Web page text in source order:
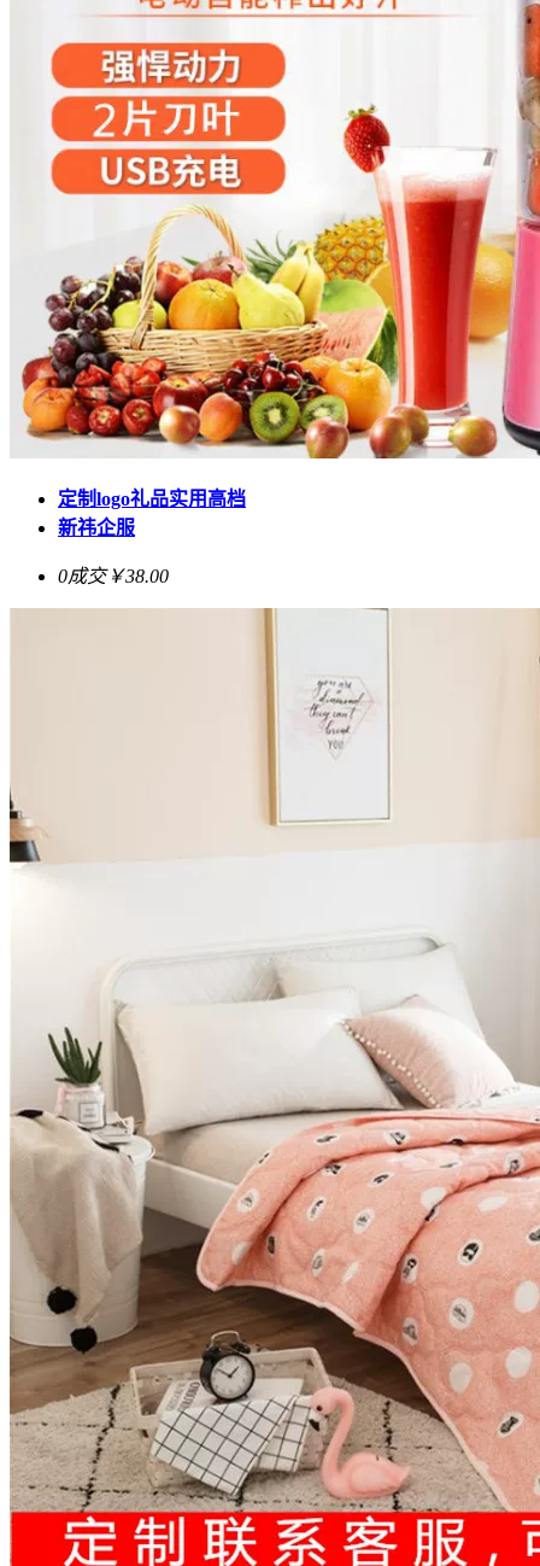
定制logo礼品实用高档
新祎企服
0成交￥38.00